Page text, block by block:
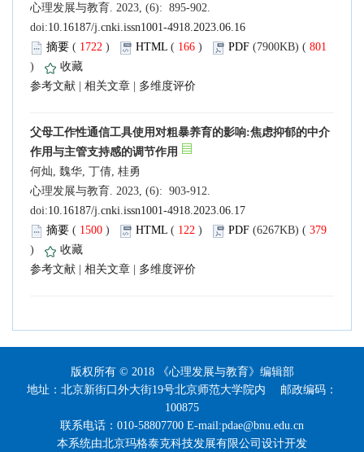
心理发展与教育. 2023, (6): 895-902.
doi:10.16187/j.cnki.issn1001-4918.2023.06.16
摘要 ( 1722 ) HTML ( 166 ) PDF (7900KB) ( 801
)
收藏
参考文献 | 相关文章 | 多维度评价
父母工作性通信工具使用对粗暴养育的影响:焦虑抑郁的中介
作用与主管支持感的调节作用
何灿, 魏华, 丁倩, 桂勇
心理发展与教育. 2023, (6): 903-912.
doi:10.16187/j.cnki.issn1001-4918.2023.06.17
摘要 ( 1500 ) HTML ( 122 ) PDF (6267KB) ( 379
)
收藏
参考文献 | 相关文章 | 多维度评价
版权所有 © 2018 《心理发展与教育》编辑部
地址：北京新街口外大街19号北京师范大学院内 邮政编码：
100875
联系电话：010-58807700 E-mail:pdae@bnu.edu.cn
本系统由北京玛格泰克科技发展有限公司 设计开发